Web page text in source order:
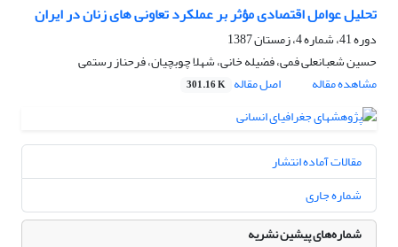
تحلیل عوامل اقتصادی مؤثر بر عملکرد تعاونی های زنان در ایران
دوره 41، شماره 4، زمستان 1387
حسین شعبانعلی فمی، فضیله خانی، شهلا چوبچیان، فرحناز رستمی
مشاهده مقاله
اصل مقاله 301.16 K
مقالات آماده انتشار
شماره جاری
شماره‌های پیشین نشریه